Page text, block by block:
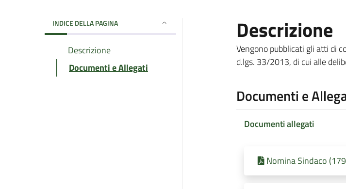
INDICE DELLA PAGINA
Descrizione
Documenti e Allegati
Descrizione
Vengono pubblicati gli atti di
d.lgs. 33/2013, di cui alle
Documenti e
Documenti allegati
Nomina Sindaco